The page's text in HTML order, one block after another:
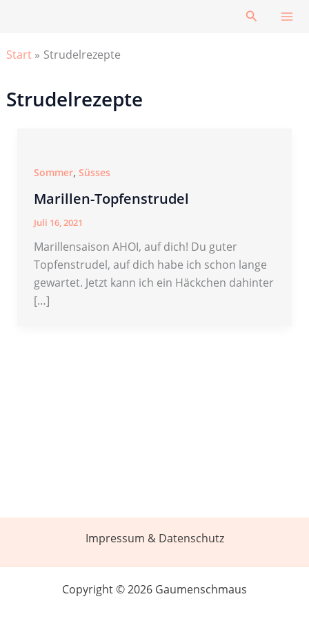
Suchen
Start Strudelrezepte
Strudelrezepte
Sommer, Süsses
Marillen-Topfenstrudel
Juli 16, 2021
Marillensaison AHOI, auf dich! Du guter
Topfenstrudel, auf dich habe ich schon lange
gewartet. Jetzt kann ich ein Häckchen dahinter
[…]
Impressum & Datenschutz
Copyright © 2026 Gaumenschmaus